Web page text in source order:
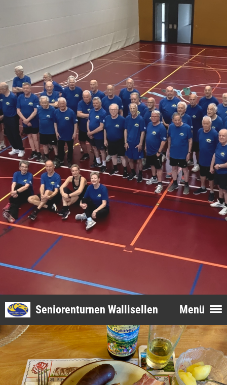
Menü
Seniorenturnen Wallisellen